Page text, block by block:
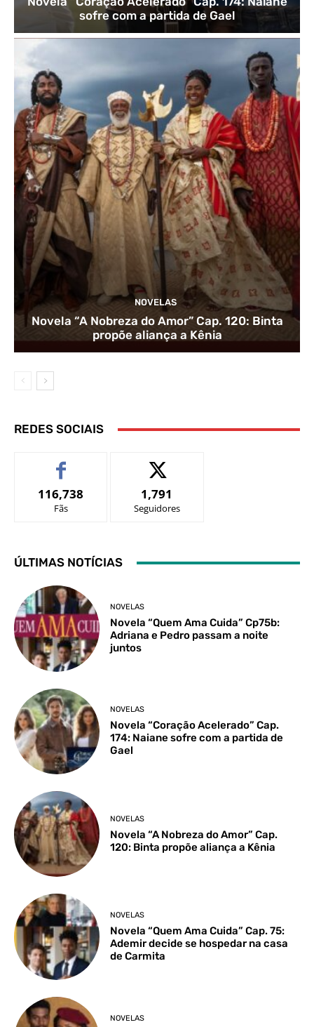
sofre com a partida de Gael
NOVELAS
Novela “A Nobreza do Amor” Cap. 120: Binta
propõe aliança a Kênia
REDES SOCIAIS
116,738
Fãs
1,791
Seguidores
ÚLTIMAS NOTÍCIAS
NOVELAS
Novela “Quem Ama Cuida” Cp75b:
Adriana e Pedro passam a noite
juntos
NOVELAS
Novela “Coração Acelerado” Cap.
174: Naiane sofre com a partida de
Gael
NOVELAS
Novela “A Nobreza do Amor” Cap.
120: Binta propõe aliança a Kênia
NOVELAS
Novela “Quem Ama Cuida” Cap. 75:
Ademir decide se hospedar na casa
de Carmita
NOVELAS